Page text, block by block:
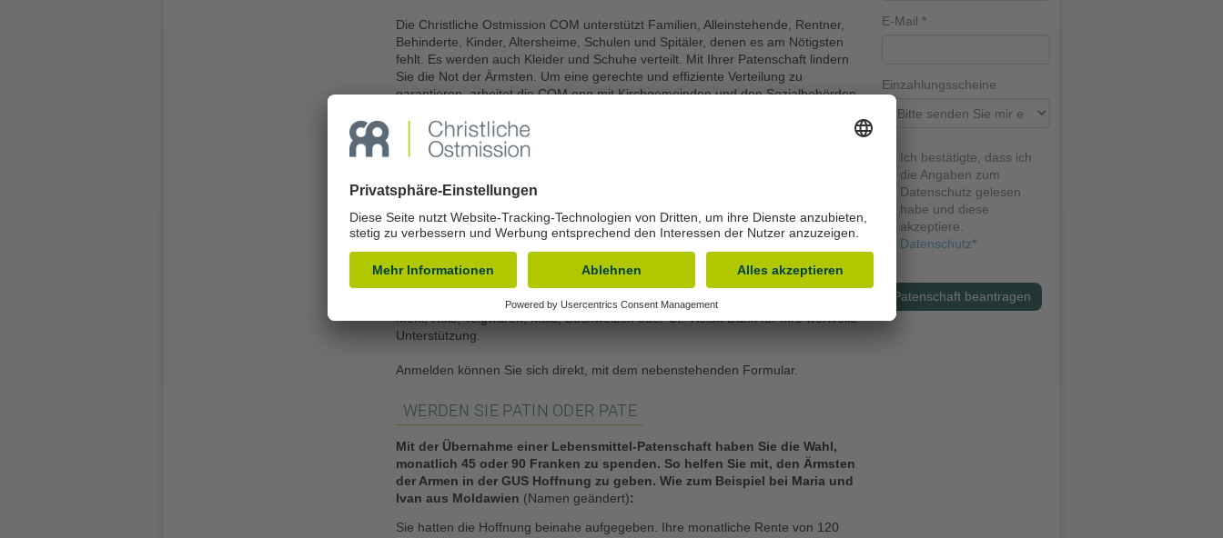
Die Christliche Ostmission COM unterstützt Familien, Alleinstehende, Rentner,
Behinderte, Kinder, Altersheime, Schulen und Spitäler, denen es am Nötigsten
fehlt. Es werden auch Kleider und Schuhe verteilt. Mit Ihrer Patenschaft lindern
Sie die Not der Ärmsten. Um eine gerechte und effiziente Verteilung zu
garantieren, arbeitet die COM eng mit Kirchgemeinden und den Sozialbehörden
Kirchgemeinden persönlich beraten und betreut.
das Wissen, dass jemand aus der Schweiz an sie denkt und sich um sie
kümmert, gibt ihnen den Mut und die Kraft weiterzuleben. Im Leben dieser
Menschen macht die Hilfe der Missionsfreunde aus der Schweiz den
entscheidenden Unterschied zwischen Verzweiflung und Hoffnung.
Mit einer Lebensmittel-Patenschaft verändern Sie Leben: Mit 90 Franken im
Monat finanzieren Sie die Verteilung von rund 100 kg Grundnahrungsmitteln wie
Mehl, Reis, Teigwaren, Mais, Buchweizen oder Öl. Vielen Dank für Ihre wertvolle
Unterstützung.
Anmelden können Sie sich direkt, mit dem nebenstehenden Formular.
WERDEN SIE PATIN ODER PATE
Mit der Übernahme einer Lebensmittel-Patenschaft haben Sie die Wahl,
monatlich 45 oder 90 Franken zu spenden. So helfen Sie mit, den Ärmsten
der Armen in der GUS Hoffnung zu geben. Wie zum Beispiel bei Maria und
Ivan aus Moldawien (Namen geändert):
Sie hatten die Hoffnung beinahe aufgegeben. Ihre monatliche Rente von 120
E-Mail *
Einzahlungsscheine
Ich bestätigte, dass ich
die Angaben zum
Datenschutz gelesen
habe und diese
akzeptiere.
Datenschutz*
Patenschaft beantragen